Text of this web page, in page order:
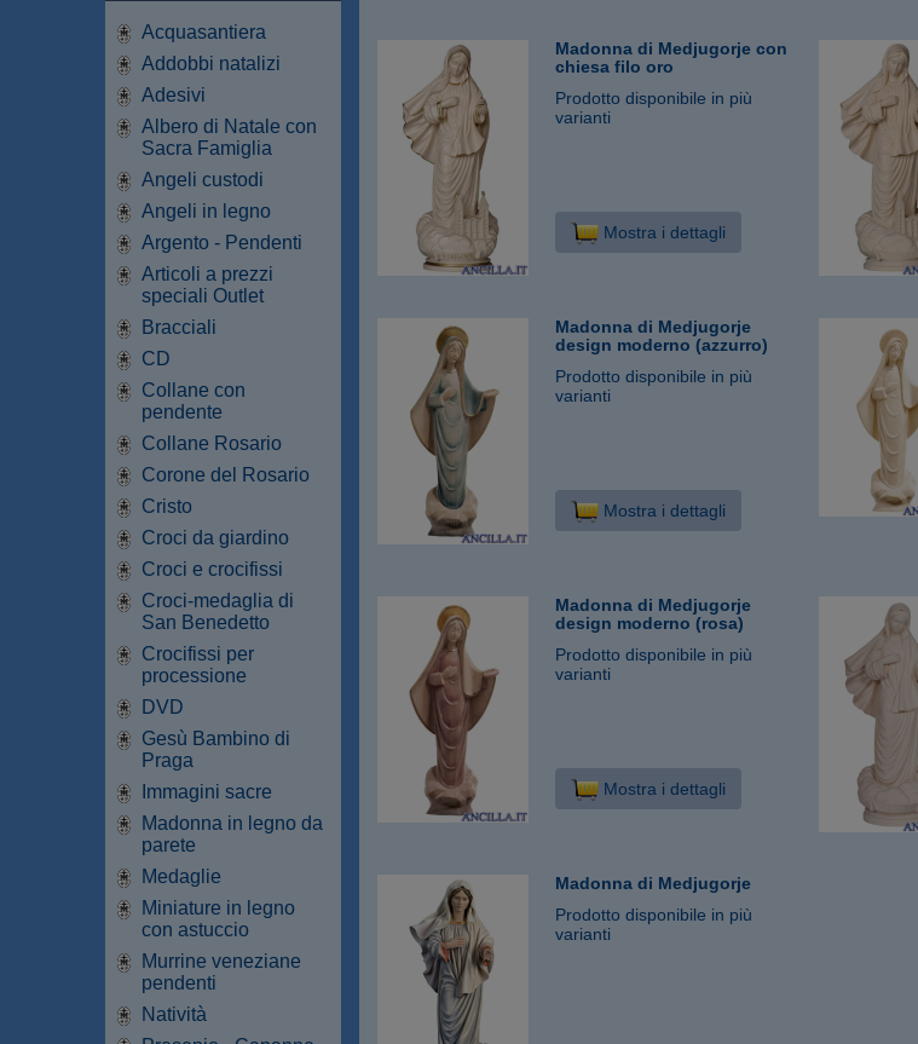
Acquasantiera
Addobbi natalizi
Adesivi
Albero di Natale con
Sacra Famiglia
Angeli custodi
Angeli in legno
Argento - Pendenti
Articoli a prezzi
speciali Outlet
Bracciali
CD
Collane con
pendente
Collane Rosario
Corone del Rosario
Cristo
Croci da giardino
Croci e crocifissi
Croci-medaglia di
San Benedetto
Crocifissi per
processione
DVD
Gesù Bambino di
Praga
Immagini sacre
Madonna in legno da
parete
Medaglie
Miniature in legno
con astuccio
Murrine veneziane
pendenti
Natività
Madonna di Medjugorje con
chiesa filo oro
Prodotto disponibile in più
varianti
Mostra i dettagli
Madonna di Medjugorje
design moderno (azzurro)
Prodotto disponibile in più
varianti
Mostra i dettagli
Madonna di Medjugorje
design moderno (rosa)
Prodotto disponibile in più
varianti
Mostra i dettagli
Madonna di Medjugorje
Prodotto disponibile in più
varianti